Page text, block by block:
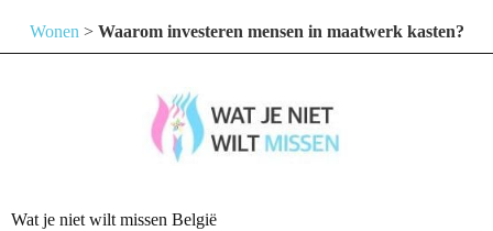
Wonen > Waarom investeren mensen in maatwerk kasten?
Wat je niet wilt missen België